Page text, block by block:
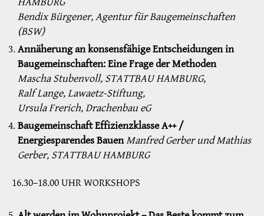
Bendix Bürgener, Agentur für Baugemeinschaften
(BSW)
Annäherung an konsensfähige Entscheidungen in
Baugemeinschaften: Eine Frage der Methoden
Mascha Stubenvoll, STATTBAU HAMBURG,
Ralf Lange, Lawaetz-Stiftung,
Ursula Frerich, Drachenbau eG
Baugemeinschaft Effizienzklasse A++ /
Energiesparendes BauenManfred Gerber und Mathias
Gerber, STATTBAU HAMBURG
16.30–18.00 UHR WORKSHOPS